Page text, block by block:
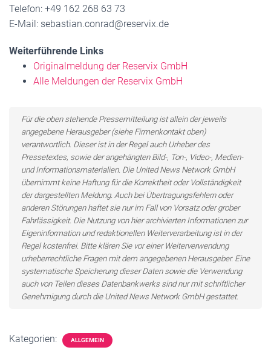
Telefon: +49 162 268 63 73
E-Mail: sebastian.conrad@reservix.de
Weiterführende Links
Originalmeldung der Reservix GmbH
Alle Meldungen der Reservix GmbH
Für die oben stehende Pressemitteilung ist allein der jeweils
angegebene Herausgeber (siehe Firmenkontakt oben)
verantwortlich. Dieser ist in der Regel auch Urheber des
Pressetextes, sowie der angehängten Bild-, Ton-, Video-, Medien-
und Informationsmaterialien. Die United News Network GmbH
übernimmt keine Haftung für die Korrektheit oder Vollständigkeit
der dargestellten Meldung. Auch bei Übertragungsfehlern oder
anderen Störungen haftet sie nur im Fall von Vorsatz oder grober
Fahrlässigkeit. Die Nutzung von hier archivierten Informationen zur
Eigeninformation und redaktionellen Weiterverarbeitung ist in der
Regel kostenfrei. Bitte klären Sie vor einer Weiterverwendung
urheberrechtliche Fragen mit dem angegebenen Herausgeber. Eine
systematische Speicherung dieser Daten sowie die Verwendung
auch von Teilen dieses Datenbankwerks sind nur mit schriftlicher
Genehmigung durch die United News Network GmbH gestattet.
Kategorien: ALLGEMEIN